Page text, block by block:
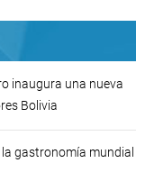
inaugura una nueva
Bolivia
gastronomía mundial